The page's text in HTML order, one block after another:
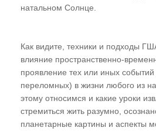
натальном Солнце.
Как видите, техники и подходы
влияние пространственно-
проявление тех или иных событий
переломных) в жизни любого из
этому относимся и какие уроки
стремиться жить разумно,
планетарные картины и аспекты